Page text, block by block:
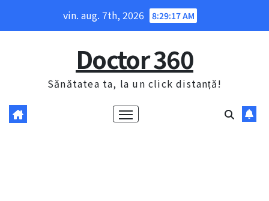
vin. aug. 7th, 2026 8:29:18 AM
Doctor 360
Sănătatea ta, la un click distanță!